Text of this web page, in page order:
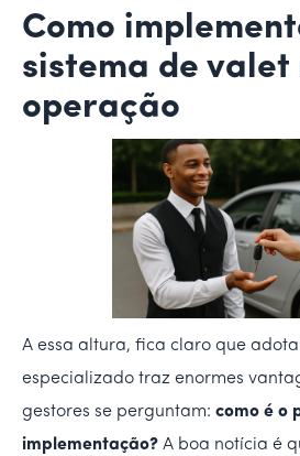
Como
sistema de valet
operação
A essa altura, fica claro que
especializado traz enormes
gestores se perguntam: como é o
implementação? A boa notícia é